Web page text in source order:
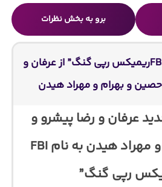
برو به بخش نظرات
دانلود آهنگ FBI 2″ریمیکس رپی گنگ” از عرفان و
و بهرام و مهراد هیدن
عرفان و رضا پیشرو و
حصین و بهرام و مهراد هیدن به نام FBI